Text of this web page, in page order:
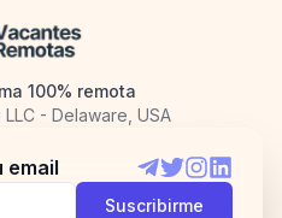
100% remota
- Delaware, USA
email
Telegram
TwitterInstagram
Suscribirme